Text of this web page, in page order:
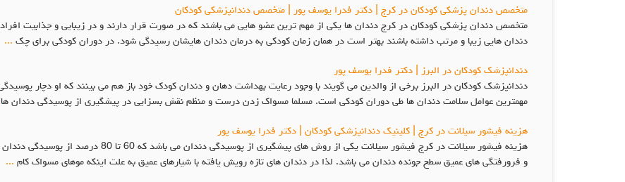
متخصص دندان پزشکی کودکان در کرج | دکتر فدرا یوسف پور | متخصص دندانپزشکی کودکان
متخصص دندان پزشکی کودکان در کرج دندان ها یکی از مهم ترین عضو هایی می باشند که در صورت قرار دارند و در زیبایی و جذابیت افراد
دندان هایی زیبا و مرتب داشته باشند بهتر است در همان زمان کودکی به درمان دندان هایشان رسیدگی شود. در دوران کودکی برای چک ...
دندانپزشک کودکان در البرز | دکتر فدرا یوسف پور
دندانپزشک کودکان در البرز برخی از والدین می گویند با وجود رعایت بهداشت دهان و دندان کودک خود باز هم می بینند که او دچار
مهمترین عوامل سلامت دندان ها طی دوران کودکی است. مسلما مسواک زدن درست و منظم نقش بسزایی در پیشگیری از پوسیدگی دندان ها
هزینه فیشور سیلانت در کرج | کلینیک دندانپزشکی کودکان | دکتر فدرا یوسف پور
هزینه فیشور سیلانت در کرج فیشور سیلانت یکی از روش
و فرورفتگی هاي عمیق سطح جونده دندان می باشد. لذا در دندان هاي تازه رویش یافته با شیارهاي عمیق به علت اینکه موهاي مسواك کام ...